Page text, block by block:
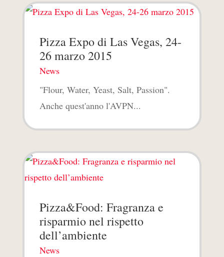
Pizza Expo di Las Vegas, 24-
26 marzo 2015
News
"Flour, Water, Yeast, Salt, Passion".
Anche quest'anno l'AVPN...
Pizza&Food: Fragranza e
risparmio nel rispetto
dell’ambiente
News